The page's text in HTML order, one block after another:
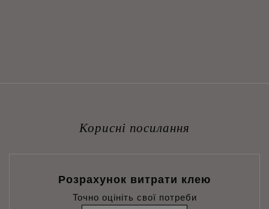
Корисні посилання
Розрахунок витрати клею
Точно оцініть свої потреби